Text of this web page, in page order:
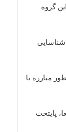
از عناصر این گروه
شناسایی
مبارزه با
صنعا، پایتخت